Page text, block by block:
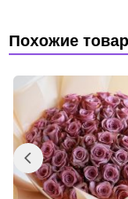
Похожие